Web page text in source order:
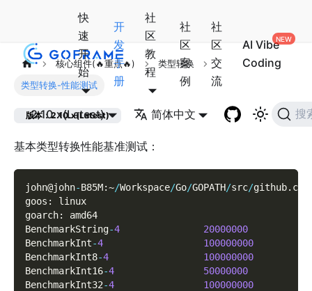
快
速
开
始
开
发
手
册
社
区
教
程
社
区
案
例
社
区
交
流
AI Vibe
Coding
2.10.x(Latest) 简体中文 搜
核心组件(🔥重点🔥) 类型转换
类型转换-性能测试
版本：2.10.x(Latest)
基本类型转换性能基准测试：
john@john-B85M:~/Workspace/Go/GOPATH/src/github. com
goos :
linux
goarch:
amd64
BenchmarkString-4
20000000
BenchmarkInt-4
100000000
BenchmarkInt8-4
100000000
BenchmarkInt16-4
50000000
BenchmarkInt32-4
100000000